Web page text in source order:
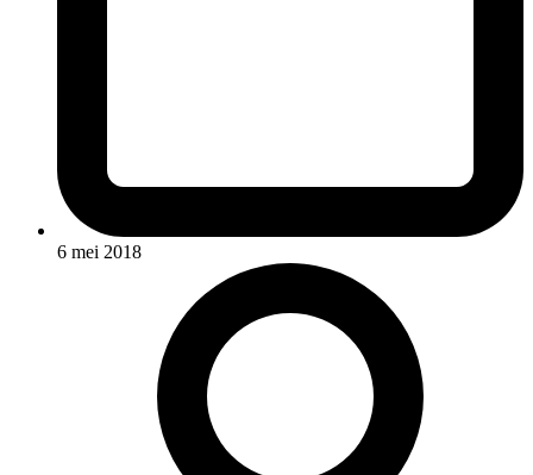
6 mei 2018